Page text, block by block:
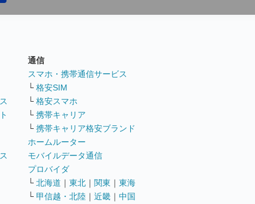
通信
スマホ・携帯通信サービス
└ 格安SIM
└ 格安スマホ
└ 携帯キャリア
└ 携帯キャリア格安ブランド
ホームルーター
モバイルデータ通信
プロバイダ
└ 北海道 ｜ 東北 ｜ 関東 ｜ 東海
└ 甲信越・北陸 ｜ 近畿 ｜ 中国